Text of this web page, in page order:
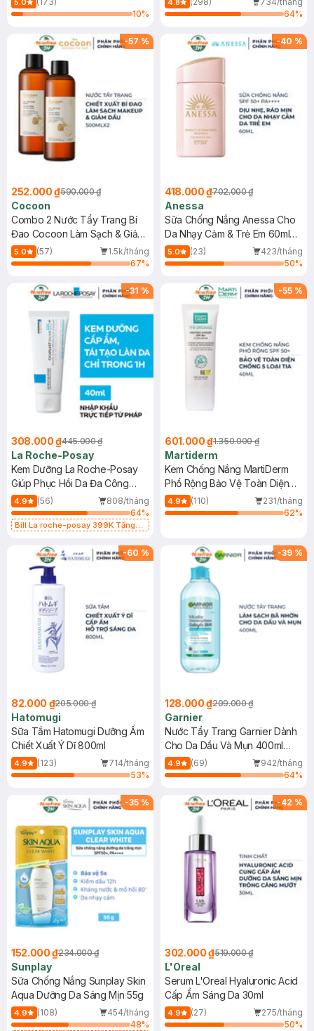
5.0
10%
4.8
64%
-57 %
252.000 ₫590.000 ₫
Cocoon
Combo 2 Nước Tẩy Trang Bí
Đao Cocoon Làm Sạch & Giảm
Dầu 500ml
5.0 (57)
1.5k/tháng
67%
-40 %
418.000 ₫702.000 ₫
Anessa
Sữa Chống Nắng Anessa Cho
Da Nhạy Cảm & Trẻ Em 60ml
(Mới)
5.0 (23)
423/tháng
50%
-31 %
308.000 ₫445.000 ₫
La Roche-Posay
Kem Dưỡng La Roche-Posay
Giúp Phục Hồi Da Đa Công
Dụng 40ml
4.9 (56)
808/tháng
64%
Bill La roche-posay 399K Tặng
(SL có hạn)
-55 %
601.000 ₫1.350.000 ₫
Martiderm
Kem Chống Nắng MartiDerm
Phổ Rộng Bảo Vệ Toàn Diện
40ml
4.9 (110)
231/tháng
62%
-60 %
82.000 ₫205.000 ₫
Hatomugi
Sữa Tắm Hatomugi Dưỡng Ẩm
Chiết Xuất Ý Dĩ 800ml
4.9 (123)
714/tháng
53%
-39 %
128.000 ₫209.000 ₫
Garnier
Nước Tẩy Trang Garnier Dành
Cho Da Dầu Và Mụn 400ml
(Mới)
4.9 (69)
942/tháng
64%
-35 %
152.000 ₫234.000 ₫
Sunplay
Sữa Chống Nắng Sunplay Skin
Aqua Dưỡng Da Sáng Mịn 55g
4.9 (108)
454/tháng
48%
-42 %
302.000 ₫519.000 ₫
L'Oreal
Serum L'Oreal Hyaluronic Acid
Cấp Ẩm Sáng Da 30ml
4.9 (27)
275/tháng
50%